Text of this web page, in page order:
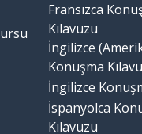
Fransızca
Kılavuzu
İngilizce
Konuşma
İngilizce
İspanyolca
Kılavuzu